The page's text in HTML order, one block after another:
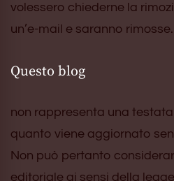
volessero chiederne la
un’e-mail e saranno rimosse.
Questo blog
non rappresenta una
quanto viene aggiornato
Non può pertanto
editoriale ai sensi della